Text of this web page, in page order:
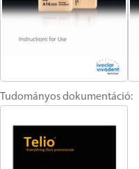
Tudományos dokumentáció: